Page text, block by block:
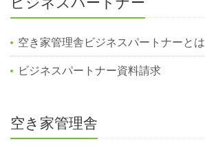
空き家管理舎ビジネスパートナーとは
ビジネスパートナー資料請求
空き家管理舎